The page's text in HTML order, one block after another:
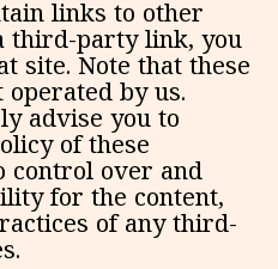
links to other
third-party link, you
site. Note that these
by us.
advise you to
of these
control over and
for the content,
of any third-